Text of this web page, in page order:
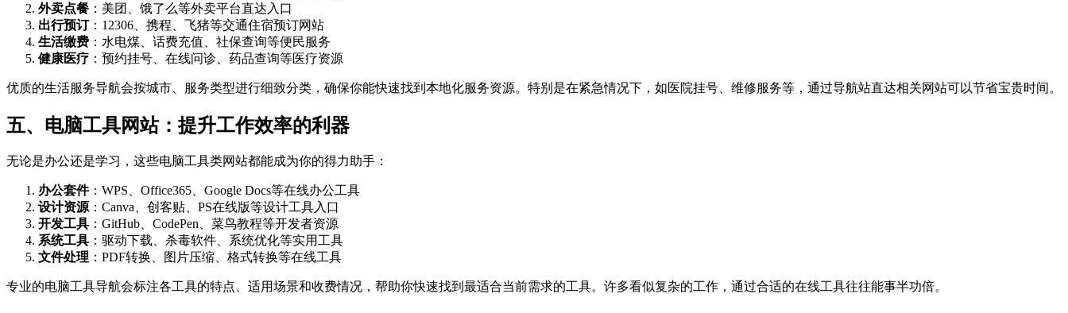
外卖点餐 ：美团、饿了么等外卖平台直达入口
出行预订：12306、携程、飞猪等交通住宿预订网站
生活缴费 ：水电煤、话费充值、社保查询等便民服务
健康医疗 ：预约挂号、在线问诊、药品查询等医疗资源
优质的生活服务导航会按城市、服务类型进行细致分类，确保你能快速找到本地化服务资源。特别是在紧急情况下，如医院挂号、维修服务等，通过导航站直达相关网站可以节省宝贵时间。
五、电脑工具网站：提升工作效率的利器
无论是办公还是学习，这些电脑工具类网站都能成为你的得力助手：
办公套件：WPS、Office365、Google Docs等在线办公工具
设计资源：Canva、创客贴、PS在线版等设计工具入口
开发工具 ：GitHub、CodePen、菜鸟教程等开发者资源
系统工具 ：驱动下载、杀毒软件、系统优化等实用工具
文件处理 ：PDF转换、图片压缩、格式转换等在线工具
专业的电脑工具导航会标注各工具的特点、适用场景和收费情况，帮助你快速找到最适合当前需求的工具。许多看似复杂的工作，通过合适的在线工具往往能事半功倍。